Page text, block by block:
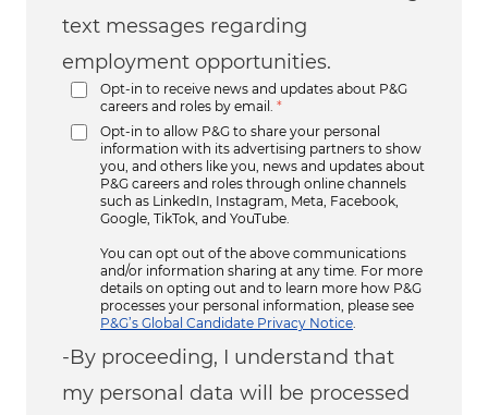
text messages regarding
employment opportunities.
Opt-in to receive news and updates about P&G
careers and roles by email.
*
Opt-in to allow P&G to share your personal
information with its advertising partners to show
you, and others like you, news and updates about
P&G careers and roles through online channels
such as LinkedIn, Instagram, Meta, Facebook,
Google, TikTok, and YouTube.
You can opt out of the above communications
and/or information sharing at any time. For more
details on opting out and to learn more how P&G
processes your personal information, please see
P&G’s Global Candidate Privacy Notice
-By proceeding, I understand that
my personal data will be processed